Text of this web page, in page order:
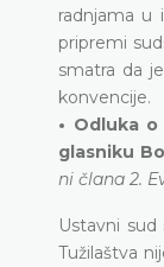
radnjama u
pripremi
smatra da
konvencije.
• Odluka
glasniku
ni člana 2.
Ustavni
Tužilaštva